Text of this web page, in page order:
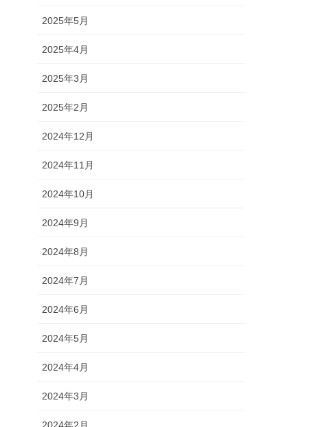
2025年5月
2025年4月
2025年3月
2025年2月
2024年12月
2024年11月
2024年10月
2024年9月
2024年8月
2024年7月
2024年6月
2024年5月
2024年4月
2024年3月